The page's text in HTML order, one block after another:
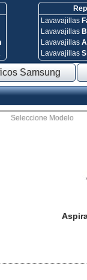
Lavavajillas
Lavavajillas
Lavavajillas
Lavavajillas
Samsung
Seleccione Modelo